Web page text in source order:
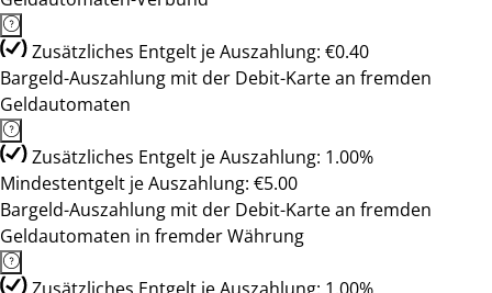
Zusätzliches Entgelt je Auszahlung: €0.40
Bargeld-Auszahlung mit der Debit-Karte an fremden
Geldautomaten
Zusätzliches Entgelt je Auszahlung: 1.00%
Mindestentgelt je Auszahlung: €5.00
Bargeld-Auszahlung mit der Debit-Karte an fremden
Geldautomaten in fremder Währung